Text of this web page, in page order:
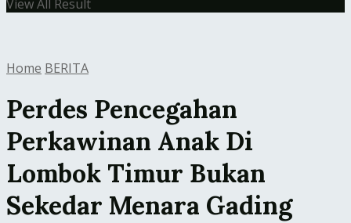
View All Result
Home BERITA
Perdes Pencegahan
Perkawinan Anak Di
Lombok Timur Bukan
Sekedar Menara Gading